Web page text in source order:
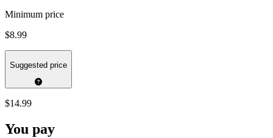
Minimum price
$8.99
Suggested price
$14.99
You pay